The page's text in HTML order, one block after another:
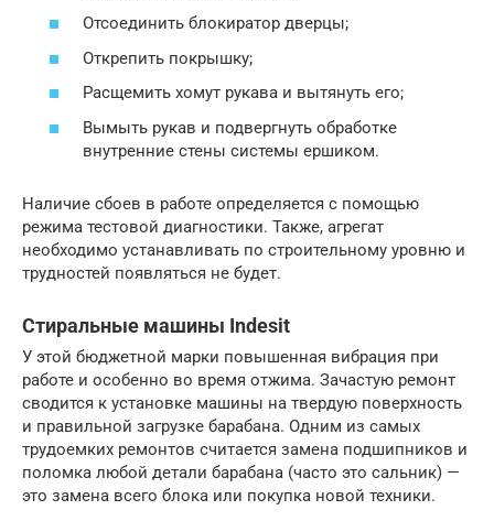
Отсоединить блокиратор дверцы;
Открепить покрышку;
Расщемить хомут рукава и вытянуть его;
Вымыть рукав и подвергнуть обработке
внутренние стены системы ершиком.
Наличие сбоев в работе определяется с помощью
режима тестовой диагностики. Также, агрегат
необходимо устанавливать по строительному уровню и
трудностей появляться не будет.
Стиральные машины Indesit
У этой бюджетной марки повышенная вибрация при
работе и особенно во время отжима. Зачастую ремонт
сводится к установке машины на твердую поверхность
и правильной загрузке барабана. Одним из самых
трудоемких ремонтов считается замена подшипников и
поломка любой детали барабана (часто это сальник) —
это замена всего блока или покупка новой техники.